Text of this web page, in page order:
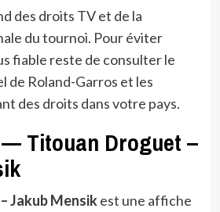
des droits TV et de la
du tournoi. Pour éviter
fiable reste de consulter le
de Roland-Garros et les
des droits dans votre pays.
Titouan Droguet –
Jakub Mensikest une affiche